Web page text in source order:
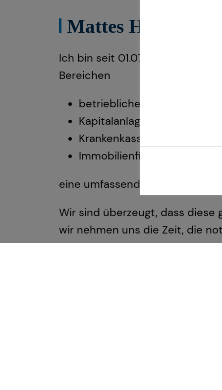
Mattes Hacker
Ich bin seit 01.07.2004 im
Bereichen
betriebliche Altersvorsorge,
Kapitalanlageimmobilien,
Krankenkassen und
Immobilienfinanzierung
eine umfassende Beratung
Wir sind überzeugt, dass diese
wir nehmen uns die Zeit, die
erledigen können.